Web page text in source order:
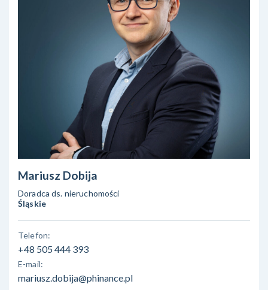
Mariusz Dobija
Doradca ds. nieruchomości
Śląskie
Telefon:
+48 505 444 393
E-mail:
mariusz.dobija@phinance.pl